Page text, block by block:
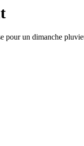
pour un dimanche